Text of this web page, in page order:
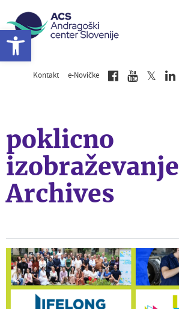
Kontakt e-Novičke
poklicno
izobraževanje
Archives
Open toolbar